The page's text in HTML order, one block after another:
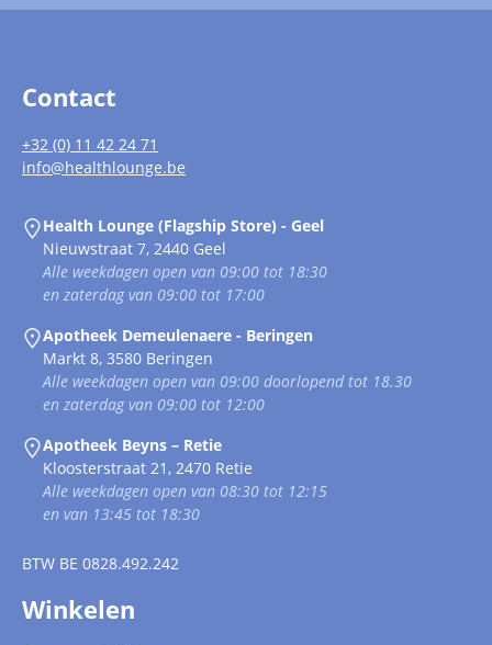
Contact
+32 (0) 11 42 24 71
info@healthlounge.be
Health Lounge (Flagship Store) - Geel
Nieuwstraat 7, 2440 Geel
Alle weekdagen open van 09:00 tot 18:30
en zaterdag van 09:00 tot 17:00
Apotheek Demeulenaere - Beringen
Markt 8, 3580 Beringen
Alle weekdagen open van 09:00 doorlopend tot 18.30
en zaterdag van 09:00 tot 12:00
Apotheek Beyns – Retie
Kloosterstraat 21, 2470 Retie
Alle weekdagen open van 08:30 tot 12:15
en van 13:45 tot 18:30
BTW BE 0828.492.242
Winkelen